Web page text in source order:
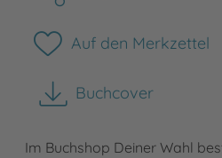
Auf den Merkzettel
Buchcover
herunterladen
Im Buchshop Deiner Wahl